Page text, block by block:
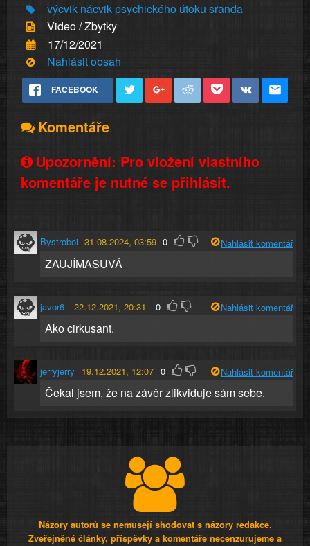
výcvik nácvik psychického útoku sranda
Video / Zbytky
17/12/2021
Nahlásit obsah
FACEBOOK
Komentáře
Upozornění: Pro vložení vlastního
komentáře je nutné se přihlásit.
Bystroboi 31.08.2024, 03:59 0 Nahlásit komentář
ZAUJÍMASUVÁ
javor6 22.12.2021, 20:31 0 Nahlásit komentář
Ako cirkusant.
jerryjerry 19.12.2021, 12:07 0 Nahlásit komentář
Čekal jsem, že na závěr zlikviduje sám sebe.
Názory autorů se nemusejí shodovat s názory redakce.
Zveřejněné články, příspěvky a komentáře necenzurujeme a